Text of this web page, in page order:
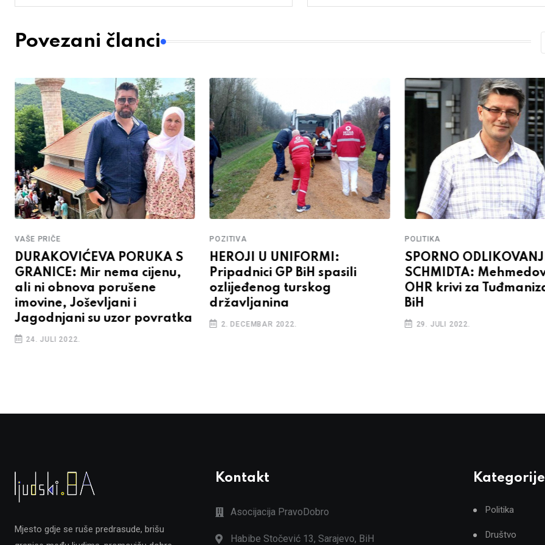
Povezani članci
VAŠE PRIČE
DURAKOVIĆEVA PORUKA S
GRANICE: Mir nema cijenu,
ali ni obnova porušene
imovine, Joševljani i
Jagodnjani su uzor povratka
24. JULI 2022.
POZITIVA
HEROJI U UNIFORMI:
Pripadnici GP BiH spasili
ozlijeđenog turskog
državljanina
2. DECEMBAR 2022.
POLITIKA
SPORNO
SCHMIDTA:
OHR krivi za
BiH
29. JULI 2022.
Mjesto gdje se ruše predrasude, brišu
Kontakt
Asocijacija PravoDobro
Habibe Stočević 13, Sarajevo, BiH
Kategorije
Politika
Društvo